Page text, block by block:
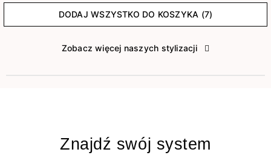
DODAJ WSZYSTKO DO KOSZYKA (7)
Zobacz więcej naszych stylizacji
Znajdź swój system